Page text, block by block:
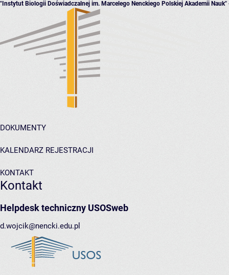
"Instytut Biologii Doświadczalnej im. Marcelego Nenckiego Polskiej Akademii Nauk"
DOKUMENTY
KALENDARZ REJESTRACJI
KONTAKT
Kontakt
Helpdesk techniczny USOSweb
d.wojcik@nencki.edu.pl